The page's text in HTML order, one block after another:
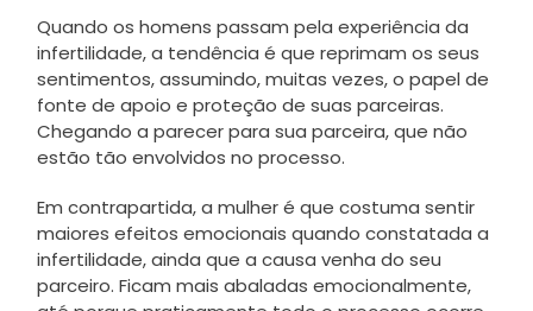
Quando os homens passam pela experiência da
infertilidade, a tendência é que reprimam os seus
sentimentos, assumindo, muitas vezes, o papel de
fonte de apoio e proteção de suas parceiras.
Chegando a parecer para sua parceira, que não
estão tão envolvidos no processo.
Em contrapartida, a mulher é que costuma sentir
maiores efeitos emocionais quando constatada a
infertilidade, ainda que a causa venha do seu
parceiro. Ficam mais abaladas emocionalmente,